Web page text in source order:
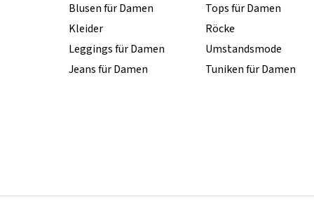
Blusen für Damen
Kleider
Leggings für Damen
Jeans für Damen
Tops für Damen
Röcke
Umstandsmode
Tuniken für Damen